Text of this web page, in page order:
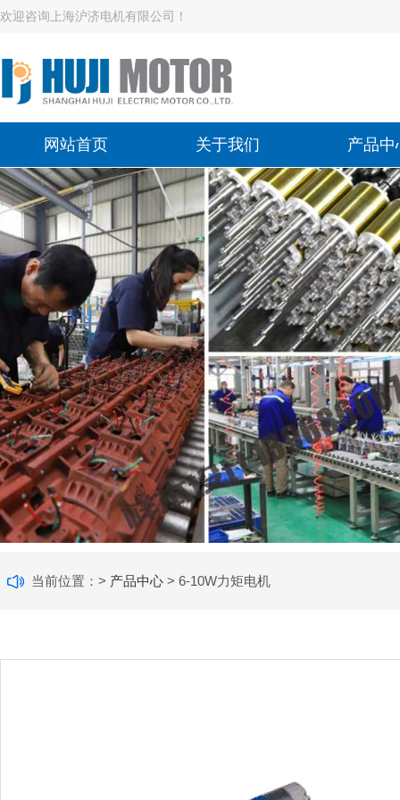
欢迎咨询上海沪济电机有限公司！
网站首页 关于我们 产品中
当前位置：> 产品中心 > 6-10W力矩电机